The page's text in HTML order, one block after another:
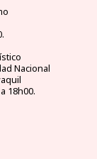
Nacional
18h00.